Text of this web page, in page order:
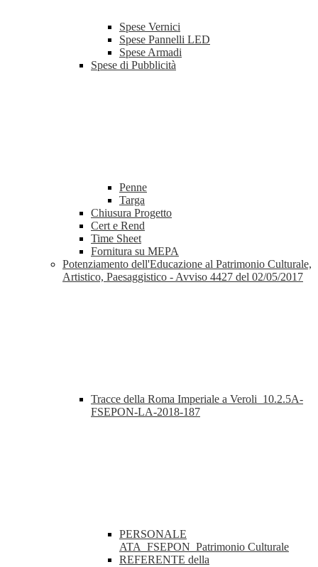
Spese Vernici
Spese Pannelli LED
Spese Armadi
Spese di Pubblicità
Penne
Targa
Chiusura Progetto
Cert e Rend
Time Sheet
Fornitura su MEPA
Potenziamento dell'Educazione al Patrimonio Culturale,
Artistico, Paesaggistico - Avviso 4427 del 02/05/2017
Tracce della Roma Imperiale a Veroli_10.2.5A-
FSEPON-LA-2018-187
PERSONALE
ATA_FSEPON_Patrimonio Culturale
REFERENTE della